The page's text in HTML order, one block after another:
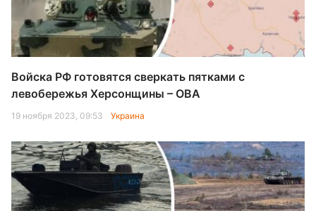
Войска РФ готовятся сверкать пятками с
левобережья Херсонщины – ОВА
19 ноября 2023, 09:53 Украина